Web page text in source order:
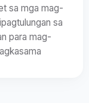
sa mga mag-
sa
para mag-